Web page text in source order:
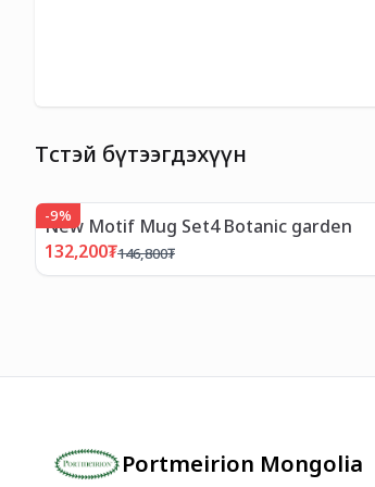
Төстэй бүтээгдэхүүн
-9%
New Motif Mug Set4 Botanic garden
132,200₮146,800₮
Portmeirion Mongolia